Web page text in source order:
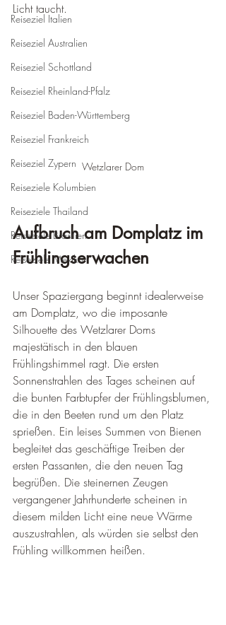
Reiseziel Italien
Reiseziel Australien
Reiseziel Schottland
Reiseziel Rheinland-Pfalz
Reiseziel Baden-Württemberg
Reiseziel Frankreich
Reiseziel Zypern
Reiseziele Kolumbien
Reiseziele Thailand
Reiseziele Brasilien
Reiseziele Mexiko
Licht taucht.
Wetzlarer Dom
Aufbruch am Domplatz im
Frühlingserwachen
Unser Spaziergang beginnt idealerweise
am Domplatz, wo die imposante
Silhouette des Wetzlarer Doms
majestätisch in den blauen
Frühlingshimmel ragt. Die ersten
Sonnenstrahlen des Tages scheinen auf
die bunten Farbtupfer der Frühlingsblumen,
die in den Beeten rund um den Platz
sprießen. Ein leises Summen von Bienen
begleitet das geschäftige Treiben der
ersten Passanten, die den neuen Tag
begrüßen. Die steinernen Zeugen
vergangener Jahrhunderte scheinen in
diesem milden Licht eine neue Wärme
auszustrahlen, als würden sie selbst den
Frühling willkommen heißen.